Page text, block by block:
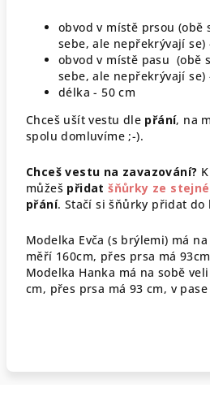
obvod v místě prsou (obě
sebe, ale nepřekrývají se)
obvod v místě pasu (obě
sebe, ale nepřekrývají se)
délka - 50 cm
Chceš ušít vestu dle přání, na
spolu domluvíme ;-).
Chceš vestu na zavazování?
můžeš přidat šňůrky ze
přání. Stačí si šňůrky přidat do
Modelka Evča (s brýlemi) má
měří 160cm, přes prsa má
Modelka Hanka má na sobě
cm, přes prsa má 93 cm, v pase